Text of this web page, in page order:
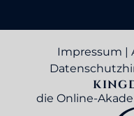
Impressum |
die Online-